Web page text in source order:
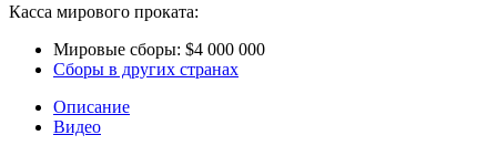
Касса мирового проката:
Мировые сборы: $4 000 000
Сборы в других странах
Описание
Видео